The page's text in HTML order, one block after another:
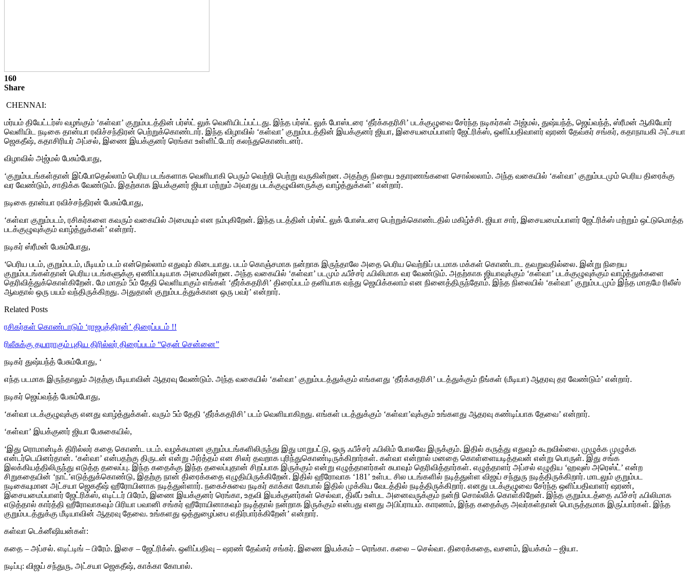
160
Share
CHENNAI:
மர்யம் தியேட்டர்ஸ் வழங்கும் ‘கள்வா’ குறும்படத்தின் பர்ஸ்ட் லுக் வெளியிடப்பட்டது. இந்த பர்ஸ்ட் லுக் போஸ்டரை ‘தீர்க்கதரிசி’ படக்குழுவை சேர்ந்த நடிகர்கள் அஜ்மல், துஷ்யந்த், ஜெய்வந்த், ஸ்ரீமன் ஆகியோர்
வெளியிட நடிகை தான்யா ரவிச்சந்திரன் பெற்றுக்கொண்டார். இந்த விழாவில் ‘கள்வா’ குறும்படத்தின் இயக்குனர் ஜியா, இசையமைப்பாளர் ஜேட்ரிக்ஸ், ஒளிப்பதிவாளர் ஷரண் தேவ்கர் சங்கர், கதாநாயகி அட்சயா
ஜெகதீஷ், கதாசிரியர் அப்சல், இணை இயக்குனர் ரெங்கா உள்ளிட்டோர் கலந்துகொண்டனர்.
விழாவில் அஜ்மல் பேசும்போது,
‘குறும்படங்கள்தான் இப்போதெல்லாம் பெரிய படங்களாக வெளியாகி பெரும் வெற்றி பெற்று வருகின்றன. அதற்கு நிறைய உதாரணங்களை சொல்லலாம். அந்த வகையில் ‘கள்வா’ குறும்படமும் பெரிய திரைக்கு
வர வேண்டும், சாதிக்க வேண்டும். இதற்காக இயக்குனர் ஜியா மற்றும் அவரது படக்குழுவினருக்கு வாழ்த்துக்கள்’ என்றார்.
நடிகை தான்யா ரவிச்சந்திரன் பேசும்போது,
‘கள்வா குறும்படம், ரசிகர்களை கவரும் வகையில் அமையும் என நம்புகிறேன். இந்த படத்தின் பர்ஸ்ட் லுக் போஸ்டரை பெற்றுக்கொண்டதில் மகிழ்ச்சி. ஜியா சார், இசையமைப்பாளர் ஜேட்ரிக்ஸ் மற்றும் ஒட்டுமொத்த
படக்குழுவுக்கும் வாழ்த்துக்கள்’ என்றார்.
நடிகர் ஸ்ரீமன் பேசும்போது,
‘பெரிய படம், குறும்படம், மீடியம் படம் என்றெல்லாம் எதுவும் கிடையாது. படம் கொஞ்சமாக நன்றாக இருந்தாலே அதை பெரிய வெற்றிப் படமாக மக்கள் கொண்டாட தவறுவதில்லை. இன்று நிறைய
குறும்படங்கள்தான் பெரிய படங்களுக்கு ஏணிப்படியாக அமைகின்றன. அந்த வகையில் ‘கள்வா’ படமும் ஃபீச்சர் ஃபிலிமாக வர வேண்டும். அதற்காக ஜியாவுக்கும் ‘கள்வா’ படக்குழுவுக்கும் வாழ்த்துக்களை
தெரிவித்துக்கொள்கிறேன். மே மாதம் 5ம் தேதி வெளியாகும் எங்கள் ‘தீர்க்கதரிசி’ திரைப்படம் தனியாக வந்து ஜெயிக்கலாம் என நினைத்திருந்தோம். இந்த நிலையில் ‘கள்வா’ குறும்படமும் இந்த மாதமே ரிலீஸ்
ஆவதால் ஒரு பயம் வந்திருக்கிறது. அதுதான் குறும்படத்துக்கான ஒரு பவர்’ என்றார்.
Related Posts
ரசிகர்கள் கொண்டாடும் ‘ராஜபுத்திரன்’ திரைப்படம் !!
ரிலீசுக்கு தயாராகும் புதிய திரில்லர் திரைப்படம் “தென் சென்னை”
நடிகர் துஷ்யந்த் பேசும்போது, ‘
எந்த படமாக இருந்தாலும் அதற்கு மீடியாவின் ஆதரவு வேண்டும். அந்த வகையில் ‘கள்வா’ குறும்படத்துக்கும் எங்களது ‘தீர்க்கதரிசி’ படத்துக்கும் நீங்கள் (மீடியா) ஆதரவு தர வேண்டும்’ என்றார்.
நடிகர் ஜெய்வந்த் பேசும்போது,
‘கள்வா படக்குழுவுக்கு எனது வாழ்த்துக்கள். வரும் 5ம் தேதி ‘தீர்க்கதரிசி’ படம் வெளியாகிறது. எங்கள் படத்துக்கும் ‘கள்வா’வுக்கும் உங்களது ஆதரவு கண்டிப்பாக தேவை’ என்றார்.
‘கள்வா’ இயக்குனர் ஜியா பேசுகையில்,
‘இது ரொமான்டிக் திரில்லர் கதை கொண்ட படம். வழக்கமான குறும்படங்களிலிருந்து இது மாறுபட்டு, ஒரு ஃபீச்சர் ஃபிலிம் போலவே இருக்கும். இதில் கருத்து எதுவும் கூறவில்லை. முழுக்க முழுக்க
என்டர்டெயினர்தான். ‘கள்வா’ என்பதற்கு திருடன் என்று அர்த்தம் என சிலர் தவறாக புரிந்துகொண்டிருக்கிறார்கள். கள்வா என்றால் மனதை கொள்ளையடித்தவன் என்று பொருள். இது சங்க
இலக்கியத்திலிருந்து எடுத்த தலைப்பு. இந்த கதைக்கு இந்த தலைப்புதான் சிறப்பாக இருக்கும் என்று எழுத்தாளர்கள் சுபாவும் தெரிவித்தார்கள். எழுத்தாளர் அப்சல் எழுதிய ‘ஹவுஸ் அரெஸ்ட்’ என்ற
சிறுகதையின் ‘நாட்’எடுத்துக்கொண்டு, இதற்கு நான் திரைக்கதை எழுதியிருக்கிறேன். இதில் ஹீரோவாக ‘181’ உள்பட சில படங்களில் நடித்துள்ள விஜய் சந்துரு நடித்திருக்கிறார். மாடலும் குறும்பட
நடிகையுமான அட்சயா ஜெகதீஷ் ஹீரோயினாக நடித்துள்ளார். நகைச்சுவை நடிகர் காக்கா கோபால் இதில் முக்கிய வேடத்தில் நடித்திருக்கிறார். எனது படக்குழுவை சேர்ந்த ஒளிப்பதிவாளர் ஷரண்,
இசையமைப்பாளர் ஜேட்ரிக்ஸ், எடிட்டர் பிரேம், இணை இயக்குனர் ரெங்கா, உதவி இயக்குனர்கள் செல்வா, திலீப் உள்பட அனைவருக்கும் நன்றி சொல்லிக் கொள்கிறேன். இந்த குறும்படத்தை ஃபீச்சர் ஃபிலிமாக
எடுத்தால் கார்த்தி ஹீரோவாகவும் பிரியா பவானி சங்கர் ஹீரோயினாகவும் நடித்தால் நன்றாக இருக்கும் என்பது எனது அபிப்ராயம். காரணம், இந்த கதைக்கு அவர்கள்தான் பொருத்தமாக இருப்பார்கள். இந்த
குறும்படத்துக்கு மீடியாவின் ஆதரவு தேவை. உங்களது ஒத்துழைப்பை எதிர்பார்க்கிறேன்’ என்றார்.
கள்வா டெக்னீஷியன்கள்:
கதை – அப்சல். எடிட்டிங் – பிரேம். இசை – ஜேட்ரிக்ஸ். ஒளிப்பதிவு – ஷரண் தேவ்கர் சங்கர். இணை இயக்கம் – ரெங்கா. கலை – செல்வா. திரைக்கதை, வசனம், இயக்கம் – ஜியா.
நடிப்பு: விஜய் சந்துரு, அட்சயா ஜெகதீஷ், காக்கா கோபால்.